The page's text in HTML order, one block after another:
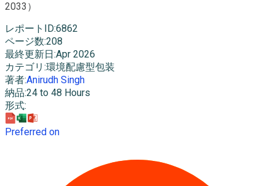
2033）
レポートID:6862
ページ数:208
最終更新日 :Apr 2026
カテゴリ :環境配慮型包装
著者:Anirudh Singh
納品:24 to 48 Hours
形式:
Preferred on